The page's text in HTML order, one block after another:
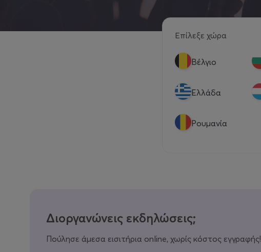
Επίλεξε χώρα
Βέλγιο
Eλλάδα
Ρουμανία
Διοργανώνεις εκδηλώσεις;
Πούλησε άμεσα εισιτήρια online, χωρίς κόστος εγγραφής!